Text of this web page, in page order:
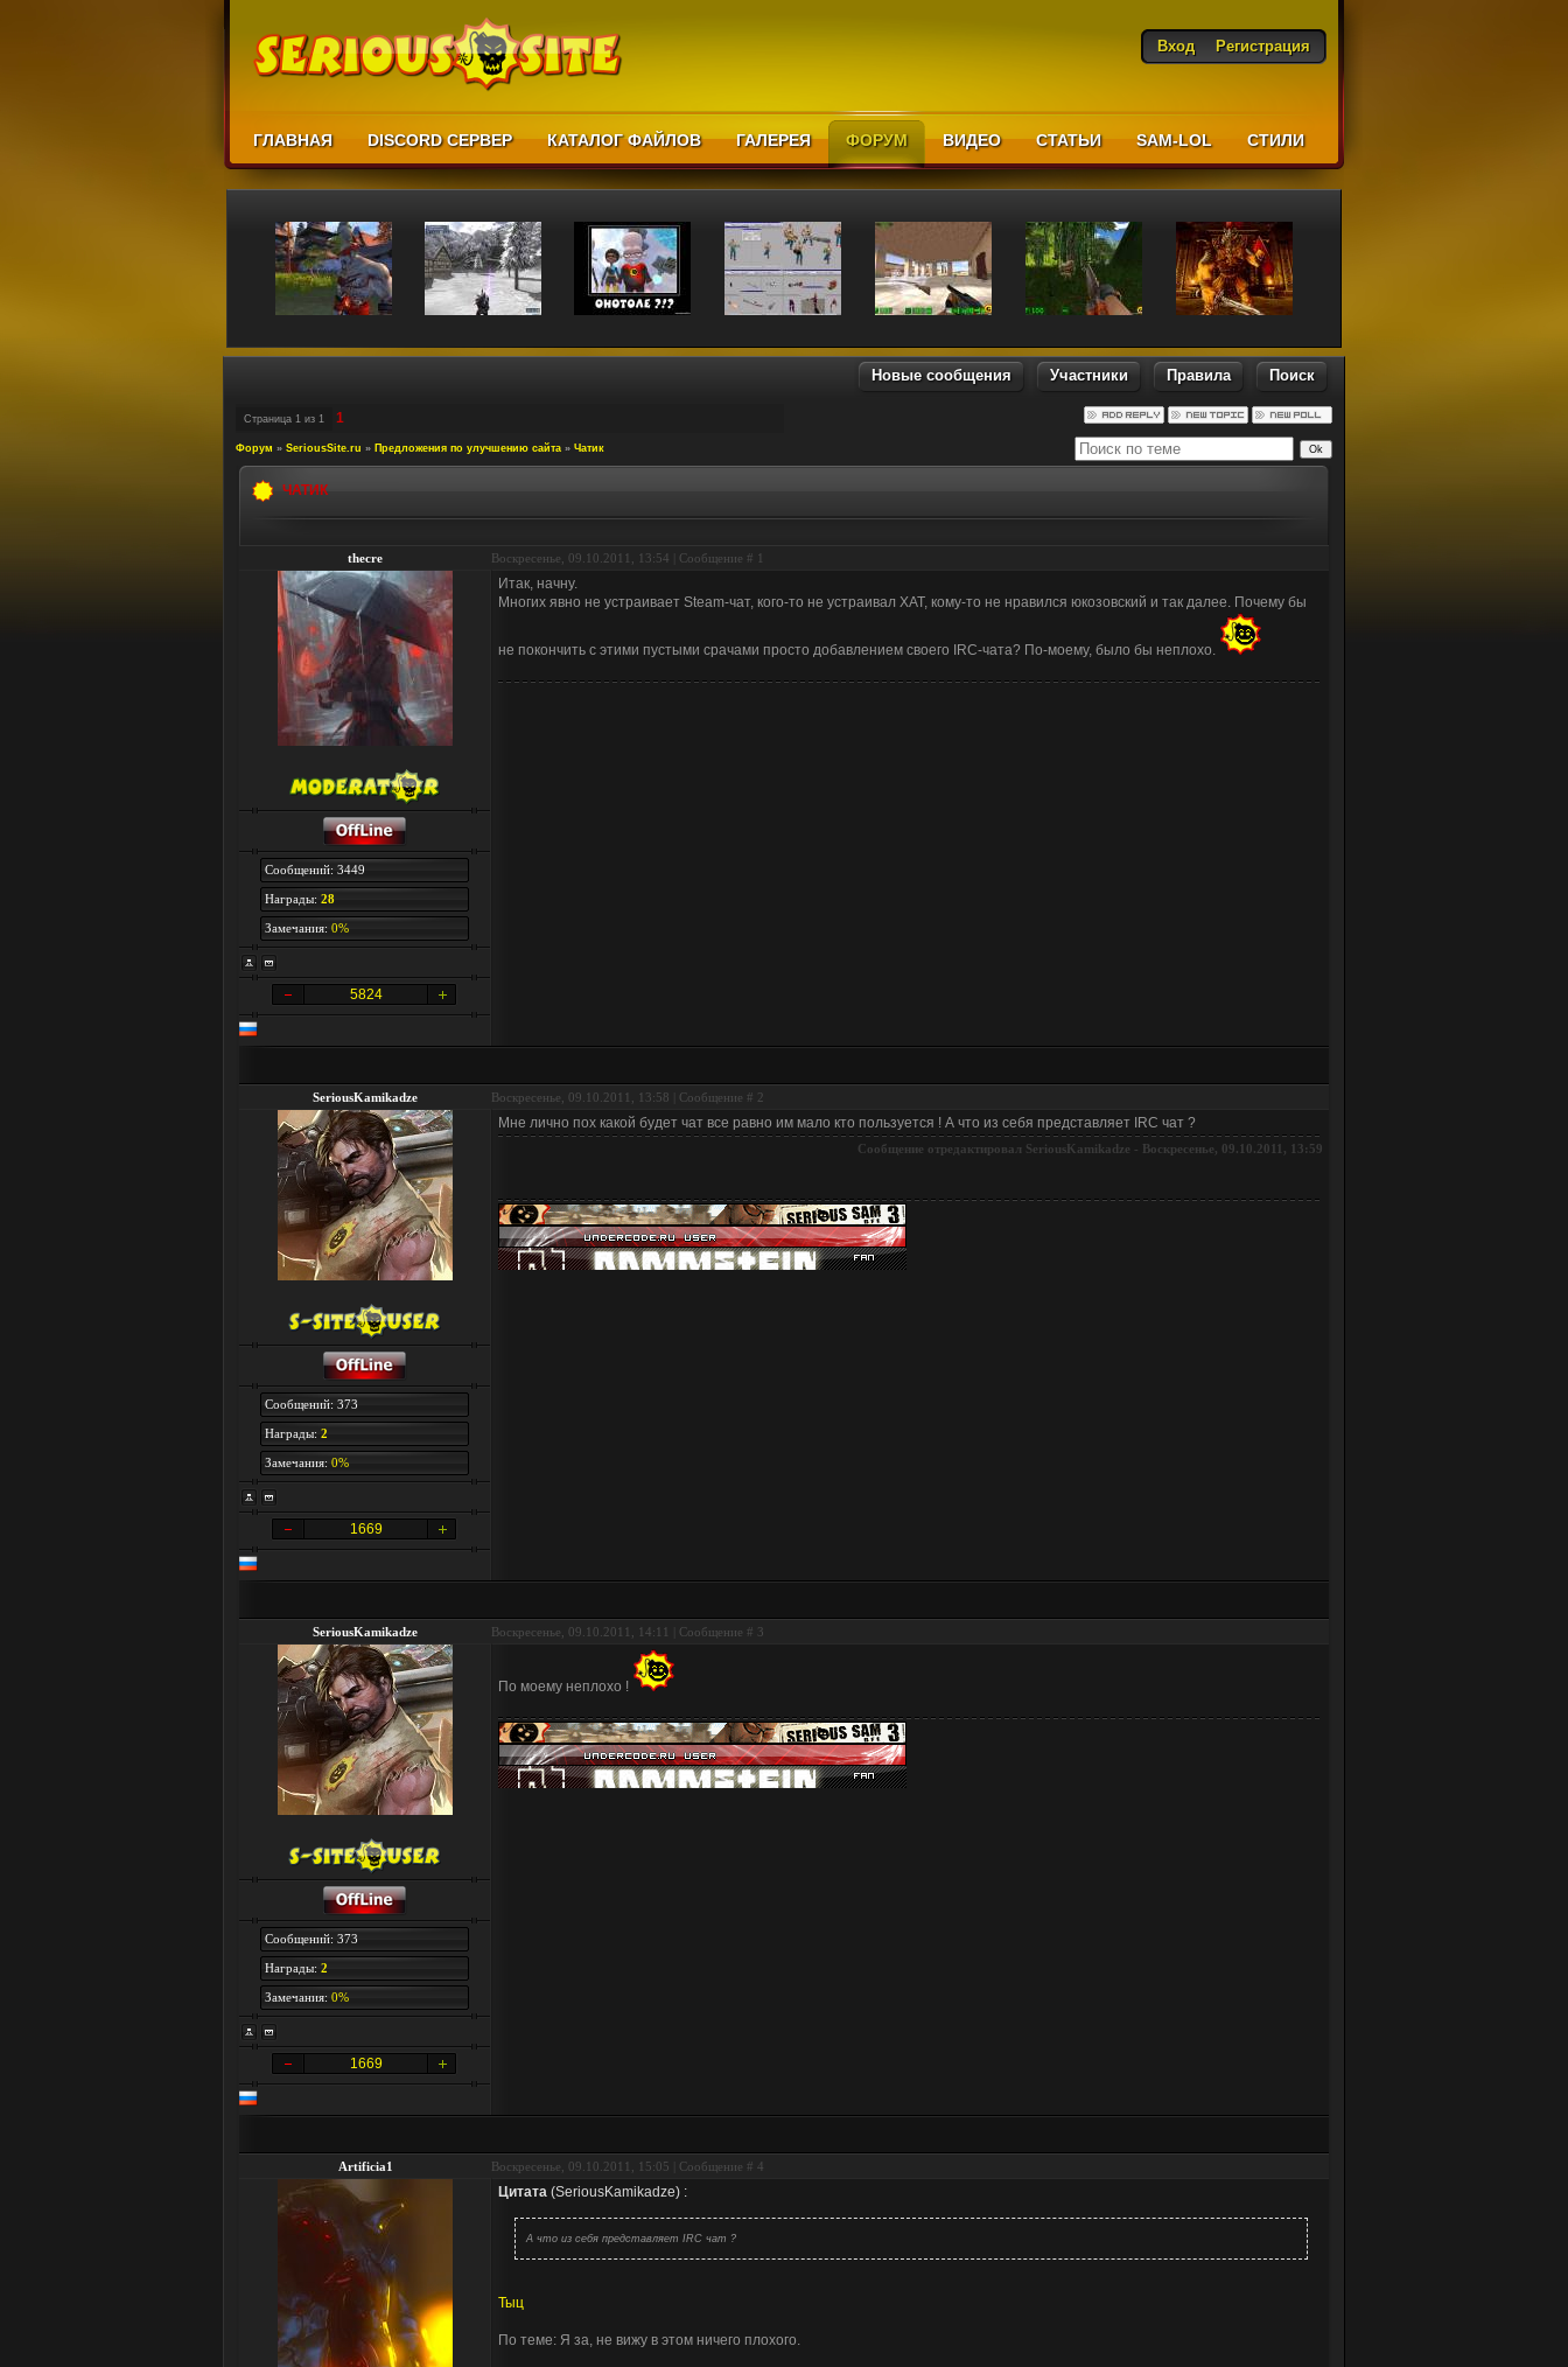
Вход Регистрация
ГЛАВНАЯ DISCORD СЕРВЕР КАТАЛОГ ФАЙЛОВ ГАЛЕРЕЯ ФОРУМ ВИДЕО СТАТЬИ SAM-LOL CТИЛИ
Новые сообщения Участники Правила Поиск
Страница 1 из 1 1
Форум » SeriousSite.ru » Предложения по улучшению сайта » Чатик
ЧАТИК
thecre Воскресенье, 09.10.2011, 13:54 | Сообщение # 1
Сообщений: 3449
Награды: 28
Замечания: 0%
5824
Итак, начну.
Многих явно не устраивает Steam-чат, кого-то не устраивал XAT, кому-то не нравился юкозовский и так далее. Почему бы
не покончить с этими пустыми срачами просто добавлением своего IRC-чата? По-моему, было бы неплохо.
SeriousKamikadze Воскресенье, 09.10.2011, 13:58 | Сообщение # 2
Сообщений: 373
Награды: 2
Замечания: 0%
1669
Мне лично пох какой будет чат все равно им мало кто пользуется ! А что из себя представляет IRC чат ?
Сообщение отредактировал SeriousKamikadze - Воскресенье, 09.10.2011, 13:59
SeriousKamikadze Воскресенье, 09.10.2011, 14:11 | Сообщение # 3
Сообщений: 373
Награды: 2
Замечания: 0%
1669
По моему неплохо !
Artificia1 Воскресенье, 09.10.2011, 15:05 | Сообщение # 4
Цитата (SeriousKamikadze) :
А что из себя представляет IRC чат ?
Тыц
По теме: Я за, не вижу в этом ничего плохого.